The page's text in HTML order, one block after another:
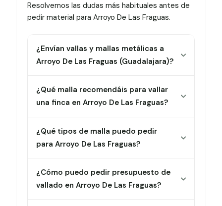
Resolvemos las dudas más habituales antes de
pedir material para Arroyo De Las Fraguas.
¿Envían vallas y mallas metálicas a
Arroyo De Las Fraguas (Guadalajara)?
¿Qué malla recomendáis para vallar
una finca en Arroyo De Las Fraguas?
¿Qué tipos de malla puedo pedir
para Arroyo De Las Fraguas?
¿Cómo puedo pedir presupuesto de
vallado en Arroyo De Las Fraguas?